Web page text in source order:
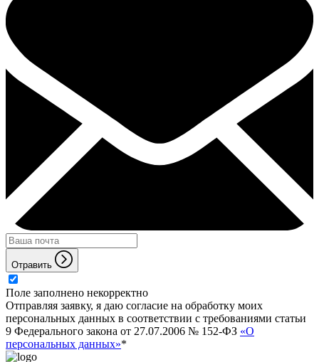
Отравить
Поле заполнено некорректно
Отправляя заявку, я даю согласие на обработку моих
персональных данных в соответствии с требованиями статьи
9 Федерального закона от 27.07.2006 № 152-ФЗ «О
персональных данных»*